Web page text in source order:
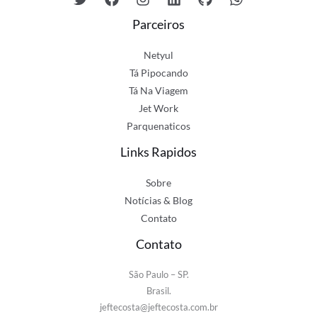
Parceiros
Netyul
Tá Pipocando
Tá Na Viagem
Jet Work
Parquenaticos
Links Rapidos
Sobre
Notícias & Blog
Contato
Contato
São Paulo – SP.
Brasil.
jeftecosta@jeftecosta.com.br